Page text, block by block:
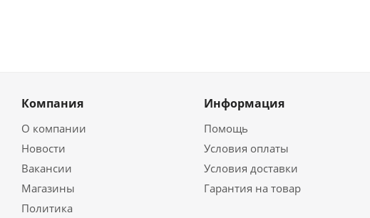
Компания
О компании
Новости
Вакансии
Магазины
Политика
Информация
Помощь
Условия оплаты
Условия доставки
Гарантия на товар